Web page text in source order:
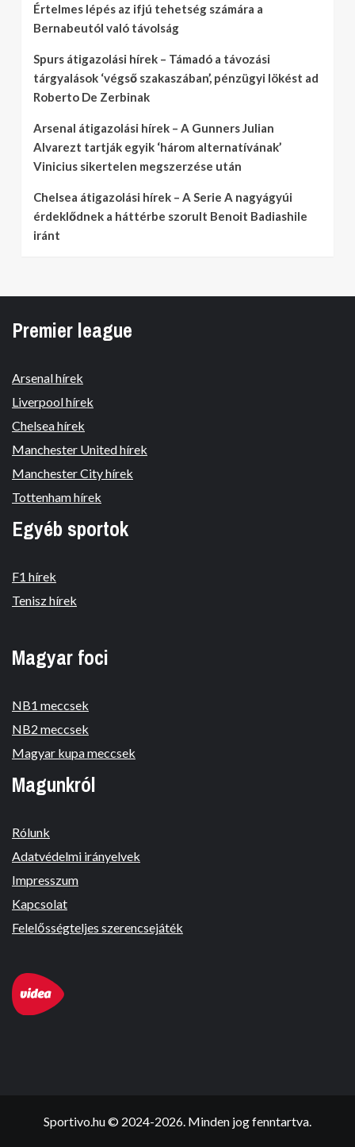
Értelmes lépés az ifjú tehetség számára a
Bernabeutól való távolság
Spurs átigazolási hírek – Támadó a távozási
tárgyalások ‘végső szakaszában’, pénzügyi lökést ad
Roberto De Zerbinak
Arsenal átigazolási hírek – A Gunners Julian
Alvarezt tartják egyik ‘három alternatívának’
Vinicius sikertelen megszerzése után
Chelsea átigazolási hírek – A Serie A nagyágyúi
érdeklődnek a háttérbe szorult Benoit Badiashile
iránt
Premier league
Arsenal hírek
Liverpool hírek
Chelsea hírek
Manchester United hírek
Manchester City hírek
Tottenham hírek
Egyéb sportok
F1 hírek
Tenisz hírek
Magyar foci
NB1 meccsek
NB2 meccsek
Magyar kupa meccsek
Magunkról
Rólunk
Adatvédelmi irányelvek
Impresszum
Kapcsolat
Felelősségteljes szerencsejáték
Sportivo.hu © 2024-2026. Minden jog fenntartva.